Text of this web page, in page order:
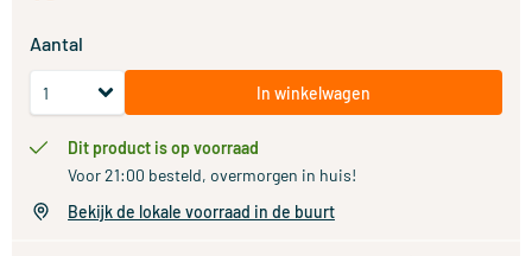
Aantal
In winkelwagen
Dit product is op voorraad
Voor 21:00 besteld, overmorgen in huis!
Bekijk de lokale voorraad in de buurt